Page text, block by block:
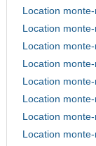
Location
Location
Location
Location
Location
Location
Location
Location